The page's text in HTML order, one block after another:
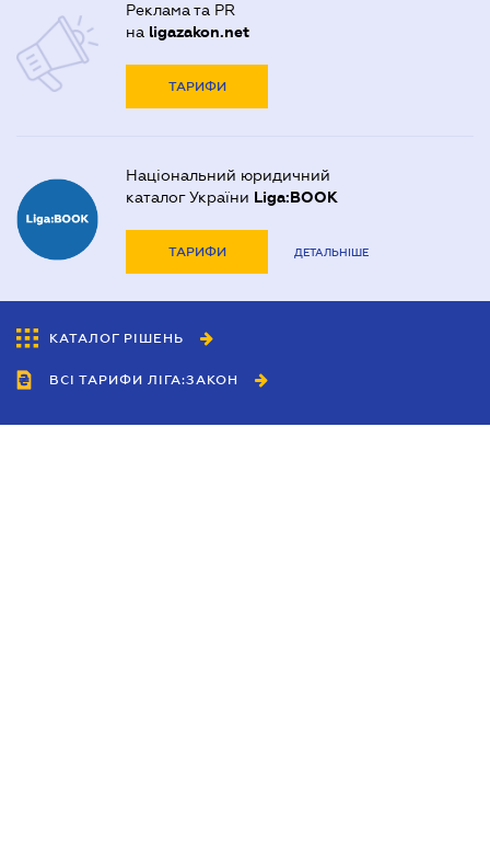
Реклама та PR
на ligazakon.net
ТАРИФИ
Національний юридичний
каталог України Liga:BOOK
ТАРИФИ ДЕТАЛЬНІШЕ
КАТАЛОГ РІШЕНЬ
ВСІ ТАРИФИ ЛІГА:ЗАКОН